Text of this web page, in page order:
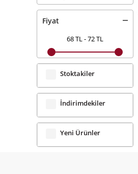
Fiyat
68 TL-72 TL
Stoktakiler
İndirimdekiler
Yeni Ürünler